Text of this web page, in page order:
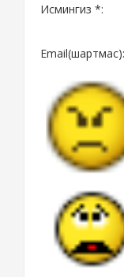
Исмингиз *:
Email(шартмас):